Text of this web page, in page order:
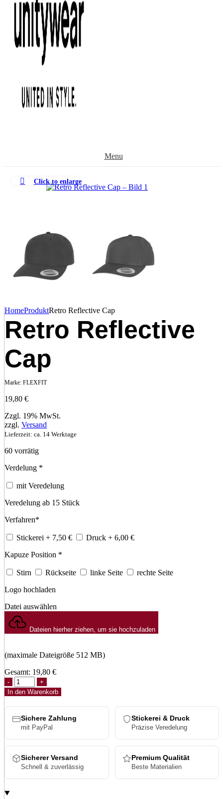
Menu
Click to enlarge
HomeProduktRetro Reflective Cap
Retro Reflective
Cap
Marke: FLEXFIT
19,80 €
Zzgl. 19% MwSt.
zzgl. Versand
Lieferzeit: ca. 14 Werktage
60 vorrätig
Verdelung *
mit Veredelung
Veredelung ab 15 Stück
Verfahren*
Stickerei + 7,50 € Druck + 6,00 €
Kapuze Position *
Stirn Rückseite linke Seite
rechte Seite
Logo hochladen
Datei auswählen
Dateien hierher ziehen, um sie hochzuladen
(maximale Dateigröße 512 MB)
Gesamt: 19,80 €
Retro
Reflective
Cap
Menge
In den Warenkorb
Sichere Zahlung
mit PayPal
Stickerei & Druck
Präzise Veredelung
Sicherer Versand
Schnell & zuverlässig
Premium Qualität
Beste Materialien